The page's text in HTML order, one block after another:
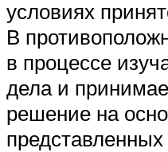
условиях
В
в процессе
дела и
решение на
представленных